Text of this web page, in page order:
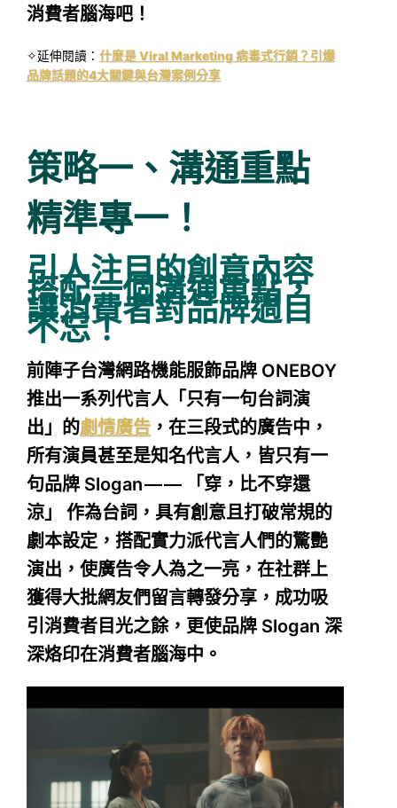
消費者腦海吧！
✧延伸閱讀： 什麼是 Viral Marketing 病毒式行銷？引爆
品牌話題的4大關鍵與台灣案例分享
策略一、溝通重點
精準專一！
引人注目的創意內容
搭配一個溝通重點，
讓消費者對品牌過目
不忘！
前陣子台灣網路機能服飾品牌 ONEBOY
推出一系列代言人「只有一句台詞演
出」的劇情廣告 ，在三段式的廣告中，
所有演員甚至是知名代言人，皆只有一
句品牌 Slogan — — 「穿，比不穿還
涼」 作為台詞，具有創意且打破常規的
劇本設定，搭配實力派代言人們的驚艷
演出，使廣告令人為之一亮，在社群上
獲得大批網友們留言轉發分享，成功吸
引消費者目光之餘，更使品牌 Slogan 深
深烙印在消費者腦海中。